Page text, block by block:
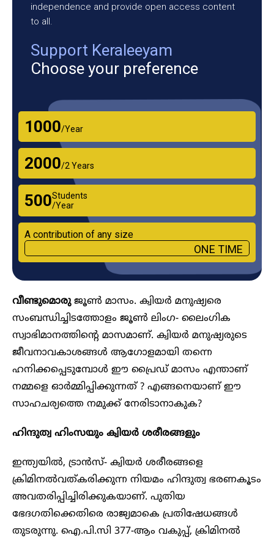
independence and provide open access content
to all.
Support Keraleeyam
Choose your preference
₹1000/Year
₹2000/2 Years
₹500Students
/Year
A contribution of any size
ONE TIME
വീണ്ടുമൊരുജൂൺ മാസം. ക്വിയർ മനുഷ്യരെ
സംബന്ധിച്ചിടത്തോളം ജൂൺ ലിംഗ- ലൈംഗിക
സ്വാഭിമാനത്തിന്റെ മാസമാണ്. ക്വിയർ മനുഷ്യരുടെ
ജീവനാവകാശങ്ങൾ ആഗോളമായി തന്നെ
ഹനിക്കപ്പെടുമ്പോൾ ഈ പ്രൈഡ് മാസം എന്താണ്
നമ്മളെ ഓർമ്മിപ്പിക്കുന്നത് ? എങ്ങനെയാണ് ഈ
സാഹചര്യത്തെ നമുക്ക് നേരിടാനാകുക?
ഹിന്ദുത്വ ഹിംസയും ക്വിയർ ശരീരങ്ങളും
ഇന്ത്യയിൽ, ട്രാൻസ്- ക്വിയർ ശരീരങ്ങളെ
ക്രിമിനൽവത്കരിക്കുന്ന നിയമം ഹിന്ദുത്വ ഭരണകൂടം
അവതരിപ്പിച്ചിരിക്കുകയാണ്. പുതിയ
ഭേദഗതിക്കെതിരെ രാജ്യമാകെ പ്രതിഷേധങ്ങൾ
തുടരുന്നു. ഐ.പി.സി 377-ആം വകുപ്പ്, ക്രിമിനൽ